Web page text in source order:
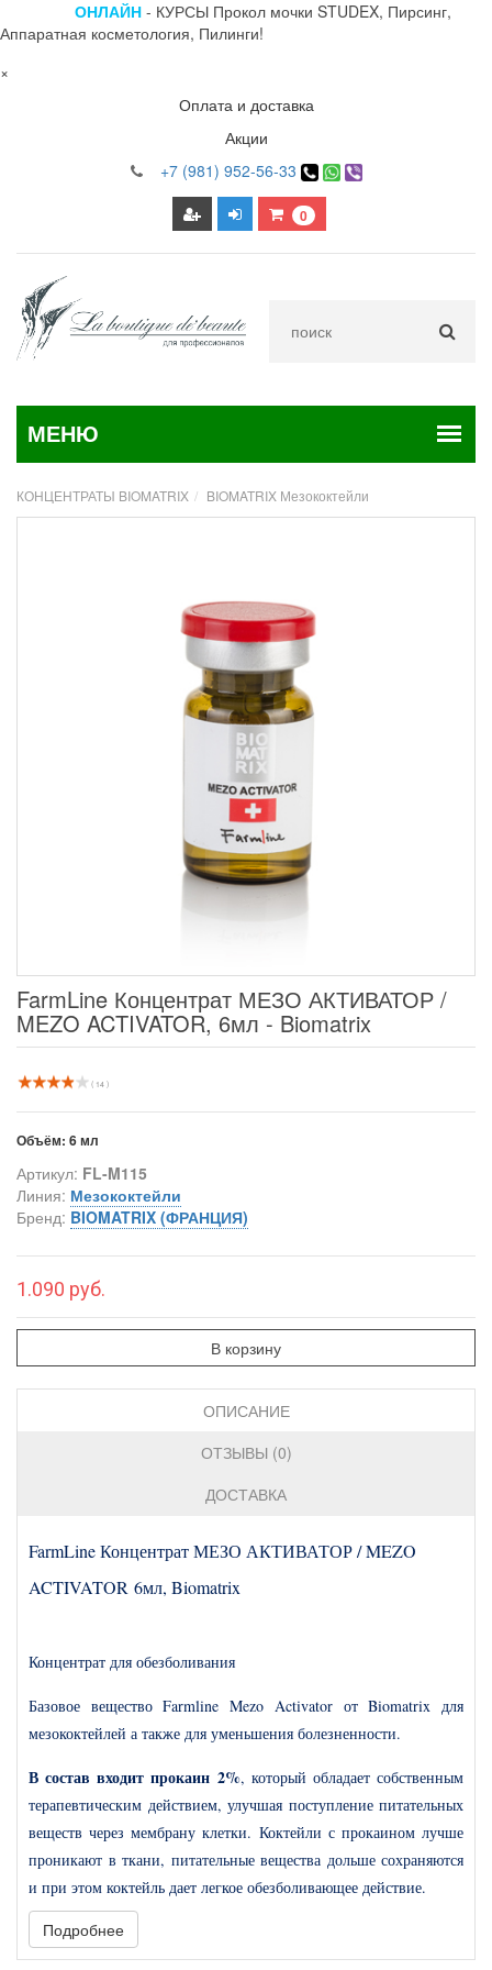
ОНЛАЙН - КУРСЫ Прокол мочки STUDEX, Пирсинг,
Аппаратная косметология, Пилинги!
×
Оплата и доставка
Акции
+7 (981) 952-56-33
0
КОНЦЕНТРАТЫ BIOMATRIX BIOMATRIX Мезококтейли
FarmLine Концентрат МЕЗО АКТИВАТОР /
MEZO ACTIVATOR, 6мл - Biomatrix
( 14 )
Объём: 6 мл
Артикул: FL-M115
Линия: Мезококтейли
Бренд: BIOMATRIX (ФРАНЦИЯ)
1.090 руб.
В корзину
ОПИСАНИЕ
ОТЗЫВЫ (0)
ДОСТАВКА
FarmLine Концентрат МЕЗО АКТИВАТОР / MEZO
ACTIVATOR 6мл, Biomatrix
Концентрат для обезболивания
Базовое вещество Farmline Mezo Activator от Biomatrix для
мезококтейлей а также для уменьшения болезненности.
В состав входит прокаин 2%, который обладает собственным
терапевтическим действием, улучшая поступление питательных
веществ через мембрану клетки. Коктейли с прокаином лучше
проникают в ткани, питательные вещества дольше сохраняются
и при этом коктейль дает легкое обезболивающее действие.
Противопоказания
и новокаину.
Подробнее